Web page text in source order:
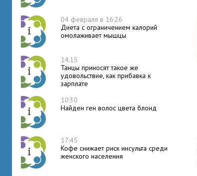
04 февраля в 16:26
Диета с ограничением калорий
омолаживает мышцы
14:15
Танцы приносят такое же
удовольствие, как прибавка к
зарплате
10:30
Найден ген волос цвета блонд
17:45
Кофе снижает риск инсульта среди
женского населения